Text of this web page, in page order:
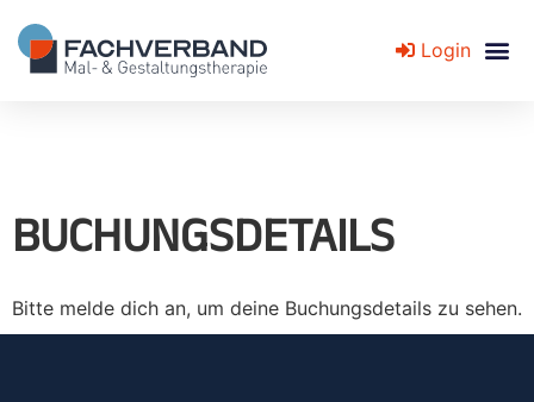
Login
BUCHUNGSDETAILS
Bitte melde dich an, um deine Buchungsdetails zu sehen.